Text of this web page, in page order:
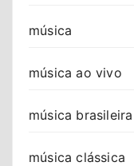
música
música ao vivo
música brasileira
música clássica